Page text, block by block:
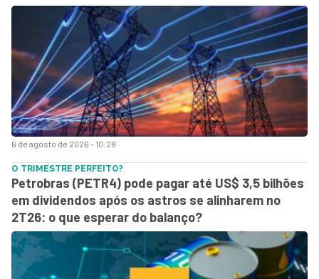
6 de agosto de 2026 - 10:28
O TRIMESTRE PERFEITO?
Petrobras (PETR4) pode pagar até US$ 3,5 bilhões
em dividendos após os astros se alinharem no
2T26: o que esperar do balanço?